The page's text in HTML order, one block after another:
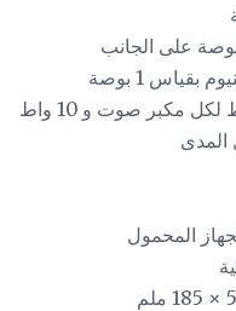
1 بوصة
مع 70 واط لكل مكبر صوت و 10 واط